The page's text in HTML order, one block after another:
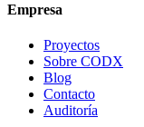
Empresa
Proyectos
Sobre CODX
Blog
Contacto
Auditoría